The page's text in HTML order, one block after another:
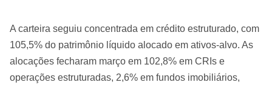
A carteira seguiu concentrada em crédito estruturado, com
105,5% do patrimônio líquido alocado em ativos-alvo. As
alocações fecharam março em 102,8% em CRIs e
operações estruturadas, 2,6% em fundos imobiliários,